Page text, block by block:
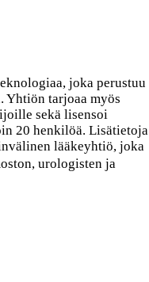
joka perustuu
Yhtiön tarjoaa myös
sekä lisensoi
20 henkilöä. Lisätietoja
lääkeyhtiö, joka
urologisten ja